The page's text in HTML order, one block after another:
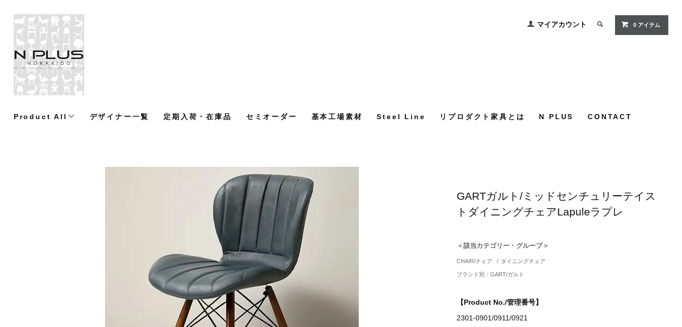
マイアカウント 0 アイテム
Product All デザイナー一覧 定期入荷・在庫品 セミオーダー 基本工場素材 Steel Line リプロダクト家具とは N PLUS CONTACT
GARTガルト/ミッドセンチュリーテイス
トダイニングチェアLapuleラプレ
＜該当カテゴリー・グループ＞
CHAIR/チェア / ダイニングチェア
ブランド別：GART/ガルト
【Product No./管理番号】
2301-0901/0911/0921